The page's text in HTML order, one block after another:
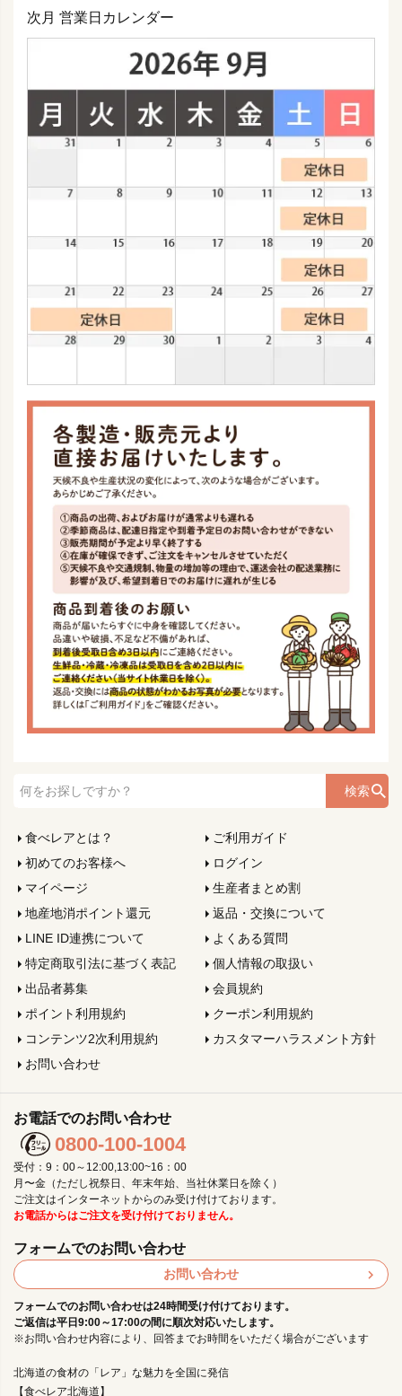
次月 営業日カレンダー
検索
食べレアとは？
ご利用ガイド
初めてのお客様へ
ログイン
マイページ
生産者まとめ割
地産地消ポイント還元
返品・交換について
LINE ID連携について
よくある質問
特定商取引法に基づく表記
個人情報の取扱い
出品者募集
会員規約
ポイント利用規約
クーポン利用規約
コンテンツ2次利用規約
カスタマーハラスメント方針
お問い合わせ
北海道の食材の「レア」な魅力を全国に発信
【食べレア北海道】
お電話でのお問い合わせ
0800-100-1004
受付：9：00～12:00,13:00~16：00
月〜金（ただし祝祭日、年末年始、当社休業日を除く）
ご注文はインターネットからのみ受け付けております。
お電話からはご注文を受け付けておりません。
フォームでのお問い合わせ
お問い合わせ
フォームでのお問い合わせは24時間受け付けております。
ご返信は平日9:00～17:00の間に順次対応いたします。
※お問い合わせ内容により、回答までお時間をいただく場合がございます